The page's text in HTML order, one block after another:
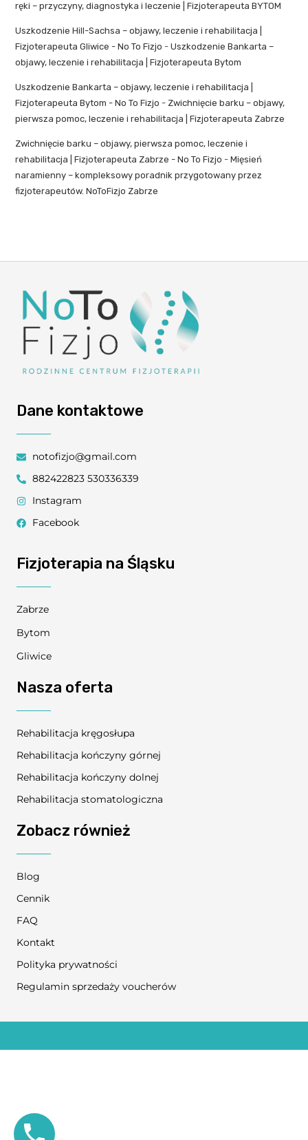
ręki – przyczyny, diagnostyka i leczenie | Fizjoterapeuta BYTOM
Uszkodzenie Hill-Sachsa – objawy, leczenie i rehabilitacja |
Fizjoterapeuta Gliwice - No To Fizjo -Uszkodzenie Bankarta –
objawy, leczenie i rehabilitacja | Fizjoterapeuta Bytom
Uszkodzenie Bankarta – objawy, leczenie i rehabilitacja |
Fizjoterapeuta Bytom - No To Fizjo - Zwichnięcie barku – objawy,
pierwsza pomoc, leczenie i rehabilitacja | Fizjoterapeuta Zabrze
Zwichnięcie barku – objawy, pierwsza pomoc, leczenie i
rehabilitacja | Fizjoterapeuta Zabrze - No To Fizjo -Mięsień
naramienny – kompleksowy poradnik przygotowany przez
fizjoterapeutów. NoToFizjo Zabrze
Dane kontaktowe
notofizjo@gmail.com
882422823 530336339
Instagram
Facebook
Fizjoterapia na Śląsku
Zabrze
Bytom
Gliwice
Nasza oferta
Rehabilitacja kręgosłupa
Rehabilitacja kończyny górnej
Rehabilitacja kończyny dolnej
Rehabilitacja stomatologiczna
Zobacz również
Blog
Cennik
FAQ
Kontakt
Polityka prywatności
Regulamin sprzedaży voucherów